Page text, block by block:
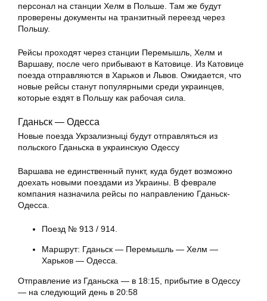
персонал на станции Хелм в Польше. Там же будут
проверены документы на транзитный переезд через
Польшу.
Рейсы проходят через станции Перемышль, Хелм и
Варшаву, после чего прибывают в Катовице. Из Катовице
поезда отправляются в Харьков и Львов. Ожидается, что
новые рейсы станут популярными среди украинцев,
которые ездят в Польшу как рабочая сила.
Гданьск — Одесса
Новые поезда Укрзализныці будут отправляться из
польского Гданьска в украинскую Одессу
Варшава не единственный пункт, куда будет возможно
доехать новыми поездами из Украины. В феврале
компания назначила рейсы по направлению Гданьск-
Одесса.
Поезд № 913 / 914.
Маршрут: Гданьск — Перемышль — Хелм —
Харьков — Одесса.
Отправление из Гданьска — в 18:15, прибытие в Одессу
— на следующий день в 20:58